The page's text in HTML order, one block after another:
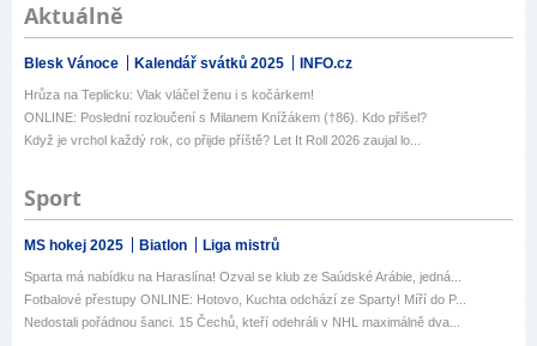
Aktuálně
Blesk Vánoce Kalendář svátků 2025 INFO.cz
Hrůza na Teplicku: Vlak vláčel ženu i s kočárkem!
ONLINE: Poslední rozloučení s Milanem Knížákem (†86). Kdo přišel?
Když je vrchol každý rok, co přijde příště? Let It Roll 2026 zaujal lo...
Sport
MS hokej 2025 Biatlon Liga mistrů
Sparta má nabídku na Haraslína! Ozval se klub ze Saúdské Arábie, jedná...
Fotbalové přestupy ONLINE: Hotovo, Kuchta odchází ze Sparty! Míří do P...
Nedostali pořádnou šanci. 15 Čechů, kteří odehráli v NHL maximálně dva...